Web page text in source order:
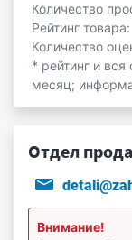
Количество
Рейтинг товара:
Количество
* рейтинг и вся
месяц;
Отдел
Внимание!